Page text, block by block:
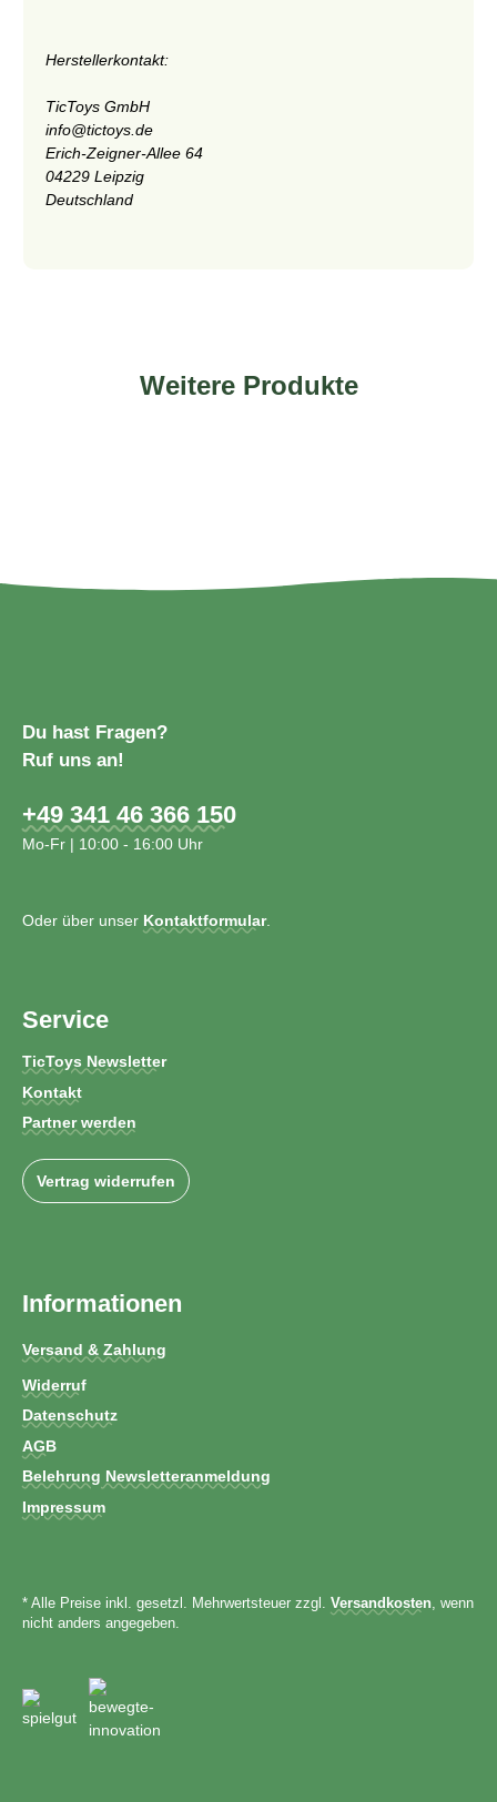
Herstellerkontakt:
TicToys GmbH
info@tictoys.de
Erich-Zeigner-Allee 64
04229 Leipzig
Deutschland
Weitere Produkte
Du hast Fragen?
Ruf uns an!
+49 341 46 366 150
Mo-Fr | 10:00 - 16:00 Uhr
Oder über unser Kontaktformular.
Service
TicToys Newsletter
Kontakt
Partner werden
Vertrag widerrufen
Informationen
Versand & Zahlung
Widerruf
Datenschutz
AGB
Belehrung Newsletteranmeldung
Impressum
* Alle Preise inkl. gesetzl. Mehrwertsteuer zzgl. Versandkosten , wenn
nicht anders angegeben.